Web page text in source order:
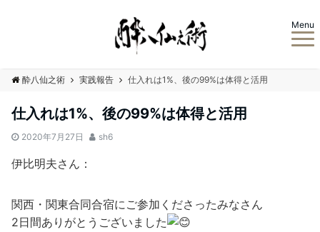
Menu
酔八仙之術 実践報告 仕入れは1%、後の99%は体得と活用
仕入れは1%、後の99%は体得と活用
2020年7月27日 sh6
伊比明夫さん：
関西・関東合同合宿にご参加くださったみなさん
2日間ありがとうございました